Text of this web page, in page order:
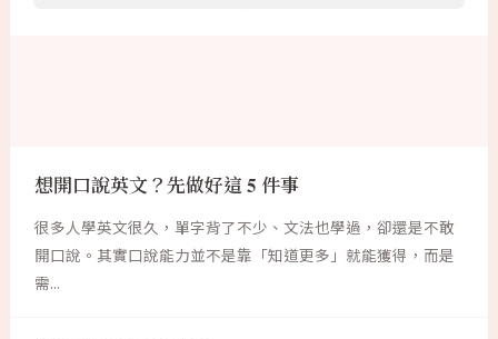
想開口說英文？先做好這 5 件事
很多人學英文很久，單字背了不少、文法也學過，卻還是不敢
開口說。其實口說能力並不是靠「知道更多」就能獲得，而是
需...